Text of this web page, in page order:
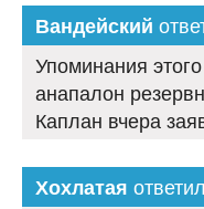
Вандейский
Упоминания
анапалон
Каплан вчера
Хохлатая